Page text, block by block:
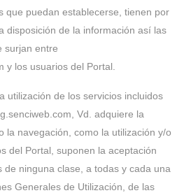
que puedan establecerse, tienen por
disposición de la información así las
surjan entre
y los usuarios del Portal.
utilización de los servicios incluidos
Vd. adquiere la
la navegación, como la utilización y/o
del Portal, suponen la aceptación
de ninguna clase, a todas y cada una
Generales de Utilización, de las